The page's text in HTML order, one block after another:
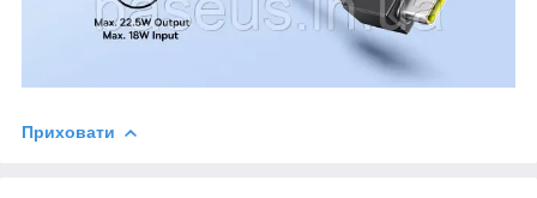
Приховати